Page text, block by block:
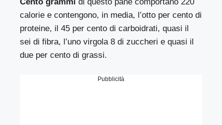
calorie e contengono, in media, l’otto per cento di
proteine, il 45 per cento di carboidrati, quasi il
sei di fibra, l’uno virgola 8 di zuccheri e quasi il
due per cento di grassi.
Pubblicità